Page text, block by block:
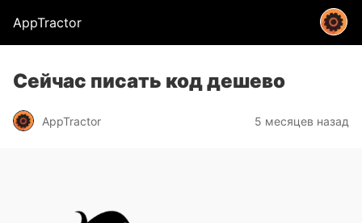
AppTractor
Сейчас писать код дешево
AppTractor 5 месяцев назад